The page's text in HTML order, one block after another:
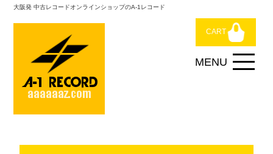
大阪発 中古レコードオンラインショップのA-1レコード
CART